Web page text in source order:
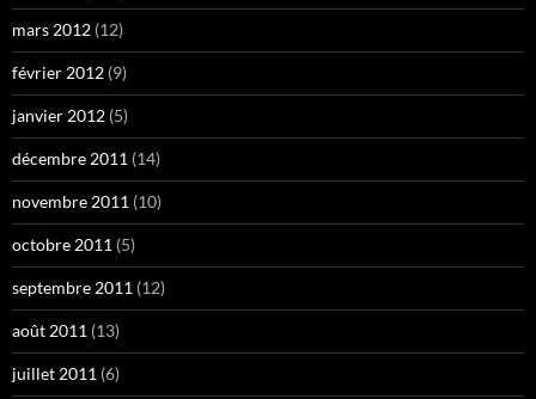
mars 2012 (12)
février 2012 (9)
janvier 2012 (5)
décembre 2011 (14)
novembre 2011 (10)
octobre 2011 (5)
septembre 2011 (12)
août 2011 (13)
juillet 2011 (6)